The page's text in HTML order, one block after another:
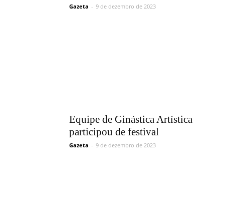
Gazeta - 9 de dezembro de 2023
Equipe de Ginástica Artística
participou de festival
Gazeta - 9 de dezembro de 2023